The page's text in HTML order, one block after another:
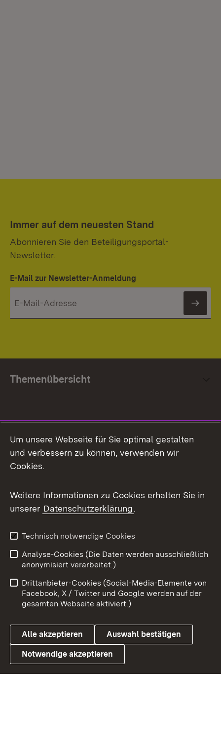
Immer auf dem neuesten Stand
Abonnieren Sie den Beteiligungsportal-
Newsletter.
E-Mail zur Newsletter-Anmeldung
Themenübersicht
Facebook
X / Twitter
Youtube
Link zum Landesportal
Impressum
Kontakt
Barrierefreiheit
Datenschutz
Cookies
Um unsere Webseite für Sie optimal gestalten
und verbessern zu können, verwenden wir
Cookies.
Weitere Informationen zu Cookies erhalten Sie in
unserer Datenschutzerklärung.
Technisch notwendige Cookies
Analyse-Cookies (Die Daten werden ausschließlich
anonymisiert verarbeitet.)
Drittanbieter-Cookies (Social-Media-Elemente von
Facebook, X / Twitter und Google werden auf der
gesamten Webseite aktiviert.)
Alle akzeptieren Auswahl bestätigen
Notwendige akzeptieren